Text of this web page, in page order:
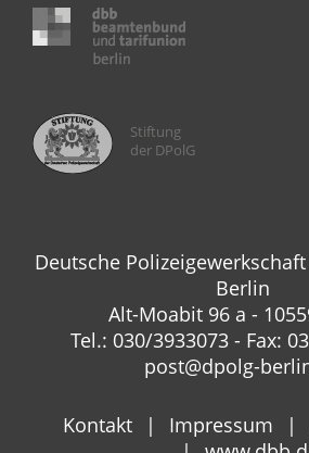
Stiftung
der DPolG
Deutsche
Berlin
Alt-Moabit 96 a -
Tel.: 030/3933073 - Fax:
post@dpolg-
Kontakt Impressum